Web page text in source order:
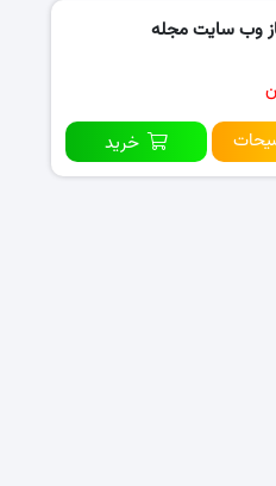
وب سایت مجله
خرید